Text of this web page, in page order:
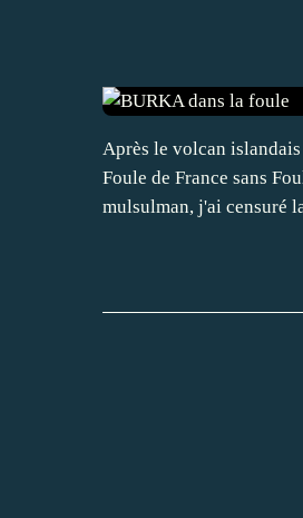
Après le volcan
Foule de France sans
mulsulman, j'ai censuré